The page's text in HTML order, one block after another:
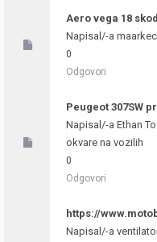
Aero vega 18
Napisal/-a maarkec
0
Odgovori
Peugeot 307SW
Napisal/-a Ethan
okvare na vozilih
0
Odgovori
https://
Napisal/-a